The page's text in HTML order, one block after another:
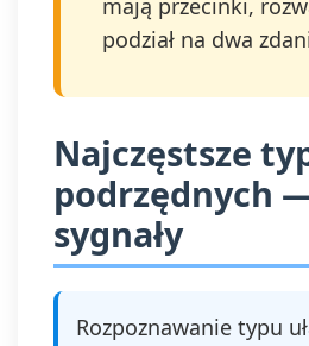
mają przecinki,
podział na dwa
Najczęstsze
podrzędnych
sygnały
Rozpoznawanie typu